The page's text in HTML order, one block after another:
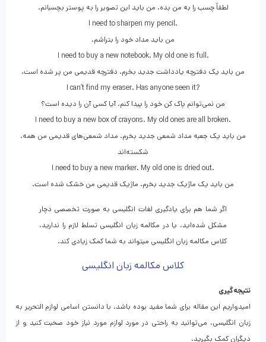
.لطفاً چسب را به من بده. من باید این تصویر را به پوستر بچسبانم
I need to sharpen my pencil.
.من باید مداد خود را بتراشم
I need to buy a new notebook. My old one is full.
.من باید یک دفترچه یادداشت جدید بخرم. دفترچه قدیمی من پر شده است
I can’t find my eraser. Has anyone seen it?
من نمی‌توانم پاک کن خود را پیدا کنم. آیا کسی آن را دیده است؟
I need to buy a new box of crayons. My old ones are all broken.
.من باید یک جعبه مداد شمعی جدید بخرم. مداد شمعی‌های قدیمی من همه
شکسته‌اند
I need to buy a new marker. My old one is dried out.
.من باید یک ماژیک جدید بخرم. ماژیک قدیمی من خشک شده است
اگر شما هم برای یادگیری لغات انگلیسی به صورت تخصصی دچار
مشکل شده‌اید، یا در مکالمه زبان انگلیسی تسلط لازم را ندارید،
کلاس مکالمه زبان انگلیسی میتواند به شما کمک زیادی کند.
کلاس مکالمه زبان انگلیسی
نتیجه‌گیری
امیدواریم این مقاله برای شما مفید بوده باشد. با دانستن اسامی لوازم التحریر به
زبان انگلیسی، می‌توانید به راحتی در مورد لوازم مورد نیاز خود صحبت کنید و از
دیگران کمک بگیرید.